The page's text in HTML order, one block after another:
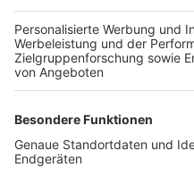
TOP-PARTNER